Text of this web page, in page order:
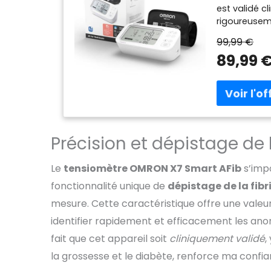
est validé
DÉTECTION
fiable et
votre
de 66 %
brassard
du bras
d'une
des résultats
Votre
utilisateurs
vos
OMRON
X7 Smart
piles AA,
99,99 €
89,99
Précision et dépistage de
Le tensiomètre OMRON X7 Smart AFib
fonctionnalité unique de dépistage de la
mesure. Cette caractéristique offre une
identifier rapidement et efficacement les
fait que cet appareil soit cliniquement validé,
la grossesse et le diabète, renforce ma